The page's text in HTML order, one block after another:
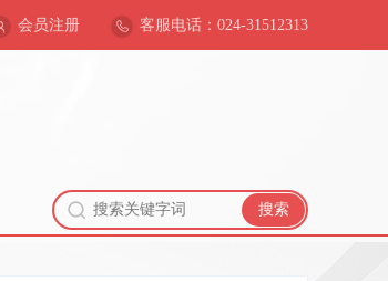
会员注册 客服电话：024-31512313
搜索